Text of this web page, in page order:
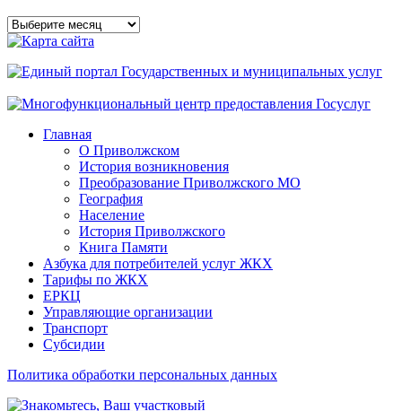
Архивы
сайта
Главная
О Приволжском
История возникновения
Преобразование Приволжского МО
География
Население
История Приволжского
Книга Памяти
Азбука для потребителей услуг ЖКХ
Тарифы по ЖКХ
ЕРКЦ
Управляющие организации
Транспорт
Субсидии
Политика обработки персональных данных